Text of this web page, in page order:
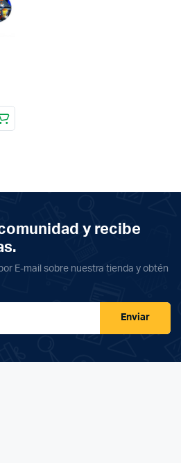
y recibe
E-mail sobre nuestra tienda y obtén
Enviar